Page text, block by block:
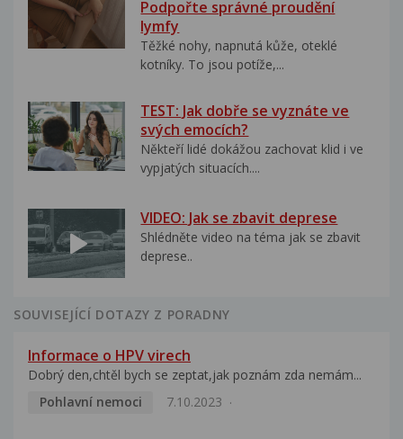
Podpořte správné proudění
lymfy
Těžké nohy, napnutá kůže, oteklé
kotníky. To jsou potíže,...
TEST: Jak dobře se vyznáte ve
svých emocích?
Někteří lidé dokážou zachovat klid i ve
vypjatých situacích....
VIDEO: Jak se zbavit deprese
Shlédněte video na téma jak se zbavit
deprese..
SOUVISEJÍCÍ DOTAZY Z PORADNY
Informace o HPV virech
Dobrý den,chtěl bych se zeptat,jak poznám zda nemám...
Pohlavní nemoci
7.10.2023